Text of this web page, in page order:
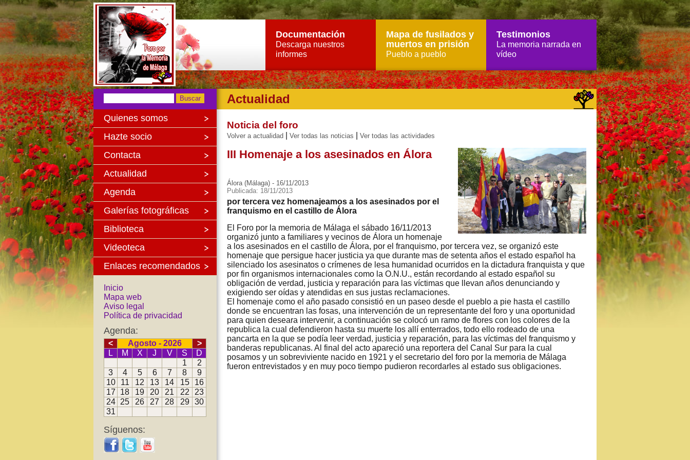
Documentación
Descarga nuestros
informes
Mapa de fusilados y
muertos en prisión
Pueblo a pueblo
Testimonios
La memoria narrada en
vídeo
Quienes somos
Hazte socio
Contacta
Actualidad
Agenda
Galerías fotográficas
Biblioteca
Videoteca
Enlaces recomendados
Inicio
Mapa web
Aviso legal
Política de privacidad
Agenda:
< Agosto - 2026
>
L
M X J V S
D
1
2
3
4 5 6 7 8
9
10
11 12 13 14 15
16
17
18 19 20 21 22
23
24
25 26 27 28 29
30
31
Síguenos:
Actualidad
Noticia del foro
Volver a actualidad Ver todas las noticias Ver todas las actividades
III Homenaje a los asesinados en Álora
Álora (Málaga) - 16/11/2013
Publicada: 18/11/2013
por tercera vez homenajeamos a los asesinados por el
franquismo en el castillo de Álora
El Foro por la memoria de Málaga el sábado 16/11/2013
organizó junto a familiares y vecinos de Álora un homenaje
a los asesinados en el castillo de Álora, por el franquismo, por tercera vez, se organizó este
homenaje que persigue hacer justicia ya que durante mas de setenta años el estado español ha
silenciado los asesinatos o crímenes de lesa humanidad ocurridos en la dictadura franquista y que
por fin organismos internacionales como la O.N.U., están recordando al estado español su
obligación de verdad, justicia y reparación para las víctimas que llevan años denunciando y
exigiendo ser oídas y atendidas en sus justas reclamaciones.
El homenaje como el año pasado consistió en un paseo desde el pueblo a pie hasta el castillo
donde se encuentran las fosas, una intervención de un representante del foro y una oportunidad
para quien deseara intervenir, a continuación se colocó un ramo de flores con los colores de la
republica la cual defendieron hasta su muerte los allí enterrados, todo ello rodeado de una
pancarta en la que se podía leer verdad, justicia y reparación, para las víctimas del franquismo y
banderas republicanas. Al final del acto apareció una reportera del Canal Sur para la cual
posamos y un sobreviviente nacido en 1921 y el secretario del foro por la memoria de Málaga
fueron entrevistados y en muy poco tiempo pudieron recordarles al estado sus obligaciones.